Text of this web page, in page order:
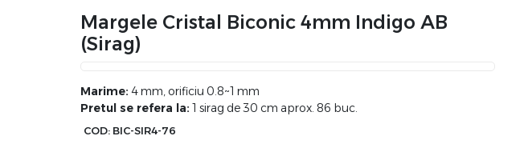
Margele Cristal Biconic 4mm Indigo AB
(sirag)
Marime: 4 mm, orificiu 0.8~1 mm
Pretul se refera la: 1 sirag de 30 cm aprox. 86 buc.
COD: BIC-SIR4-76